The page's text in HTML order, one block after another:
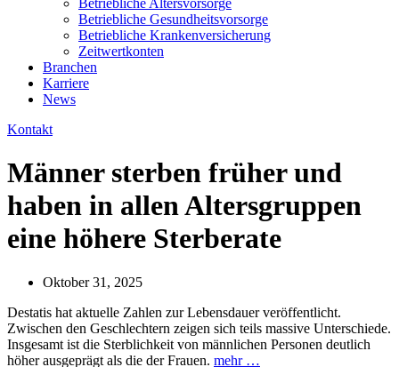
Betriebliche Altersvorsorge
Betriebliche Gesundheitsvorsorge
Betriebliche Krankenversicherung
Zeitwertkonten
Branchen
Karriere
News
Kontakt
Männer sterben früher und
haben in allen Altersgruppen
eine höhere Sterberate
Oktober 31, 2025
Destatis hat aktuelle Zahlen zur Lebensdauer veröffentlicht.
Zwischen den Geschlechtern zeigen sich teils massive Unterschiede.
Insgesamt ist die Sterblichkeit von männlichen Personen deutlich
höher ausgeprägt als die der Frauen. mehr …